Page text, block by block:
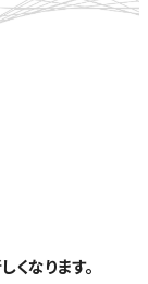
なります。